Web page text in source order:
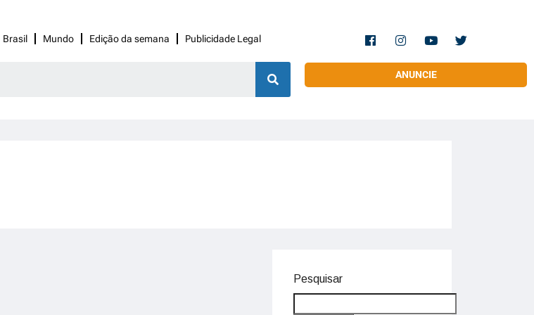
Brasil Mundo Edição da semana Publicidade Legal
ANUNCIE
Pesquisar